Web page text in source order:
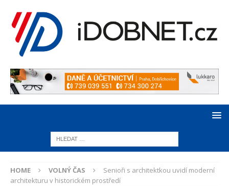
HOME VOLNÝ ČAS
Senioři s architektkou uvidí moderní
architekturu v historickém prostředí